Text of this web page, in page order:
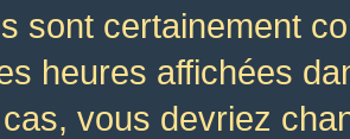
sont certainement
heures affichées
vous devriez